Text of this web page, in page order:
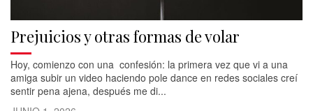
Prejuicios y otras formas de volar
Hoy, comienzo con una confesión: la primera vez que vi a una
amiga subir un video haciendo pole dance en redes sociales creí
sentir pena ajena, después me di...